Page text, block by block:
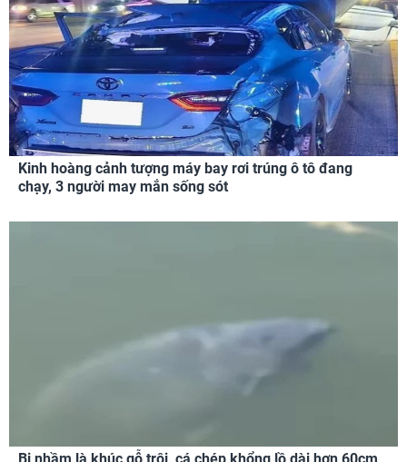
Kinh hoàng cảnh tượng máy bay rơi trúng ô tô đang
chạy, 3 người may mắn sống sót